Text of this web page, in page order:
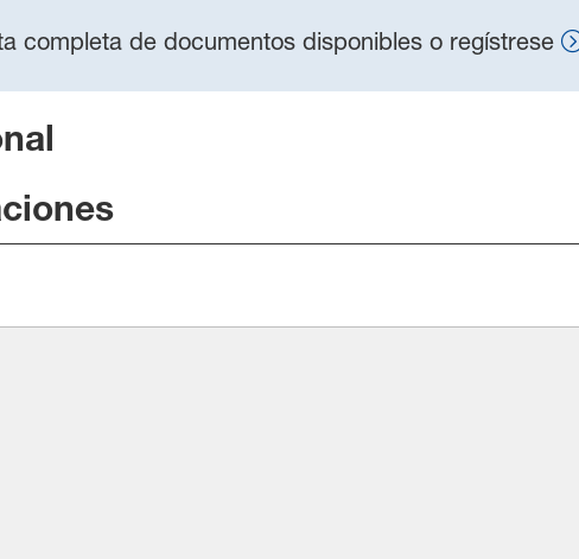
completa de documentos disponibles o regístrese